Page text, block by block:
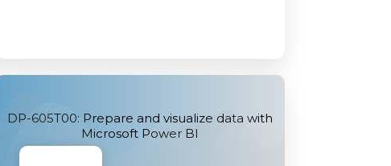
DP-605T00: Prepare and visualize data with
Microsoft Power BI